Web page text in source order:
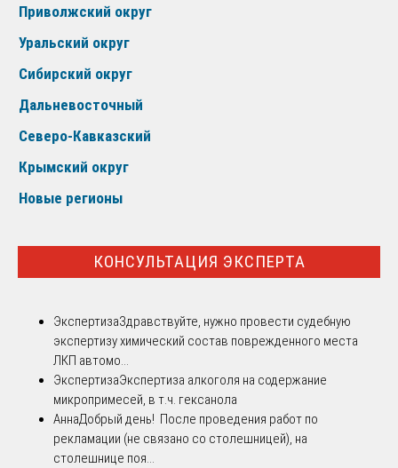
Приволжский округ
Уральский округ
Сибирский округ
Дальневосточный
Северо-Кавказский
Крымский округ
Новые регионы
КОНСУЛЬТАЦИЯ ЭКСПЕРТА
ЭкспертизаЗдравствуйте, нужно провести судебную
экспертизу химический состав поврежденного места
ЛКП автомо...
ЭкспертизаЭкспертиза алкоголя на содержание
микропримесей, в т.ч. гексанола
АннаДобрый день! После проведения работ по
рекламации (не связано со столешницей), на
столешнице поя...